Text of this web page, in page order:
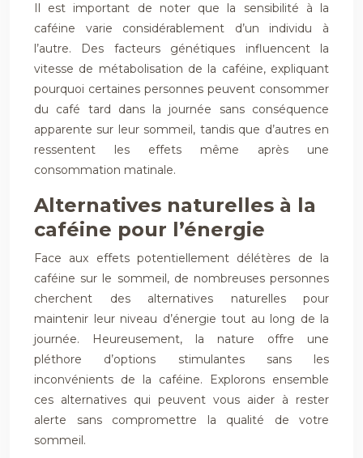
Il est important de noter que la sensibilité à la
caféine varie considérablement d’un individu à
l’autre. Des facteurs génétiques influencent la
vitesse de métabolisation de la caféine, expliquant
pourquoi certaines personnes peuvent consommer
du café tard dans la journée sans conséquence
apparente sur leur sommeil, tandis que d’autres en
ressentent les effets même après une
consommation matinale.
Alternatives naturelles à la
caféine pour l’énergie
Face aux effets potentiellement délétères de la
caféine sur le sommeil, de nombreuses personnes
cherchent des alternatives naturelles pour
maintenir leur niveau d’énergie tout au long de la
journée. Heureusement, la nature offre une
pléthore d’options stimulantes sans les
inconvénients de la caféine. Explorons ensemble
ces alternatives qui peuvent vous aider à rester
alerte sans compromettre la qualité de votre
sommeil.